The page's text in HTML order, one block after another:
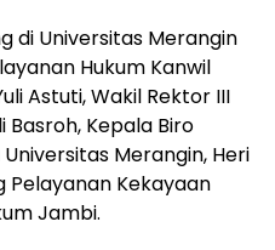
di Universitas Merangin
Hukum Kanwil
Astuti, Wakil Rektor III
Basroh, Kepala Biro
Merangin, Heri
Pelayanan Kekayaan
Jambi.